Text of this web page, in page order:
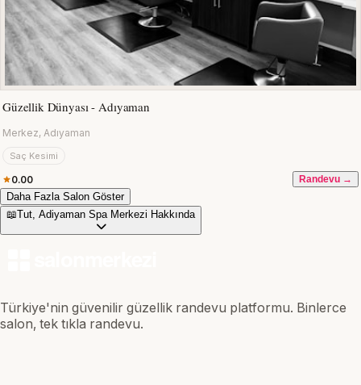
Güzellik Dünyası - Adıyaman
Merkez, Adıyaman
Saç Kesimi
0.00 Randevu →
Daha Fazla Salon Göster
📖Tut, Adiyaman Spa Merkezi Hakkında
Türkiye'nin güvenilir güzellik randevu platformu. Binlerce
salon, tek tıkla randevu.